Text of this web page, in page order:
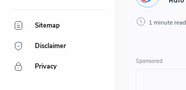
1 minute read
Sitemap
Disclaimer
Privacy